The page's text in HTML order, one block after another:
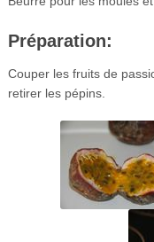
Préparation:
Couper les fruits de
retirer les pépins.